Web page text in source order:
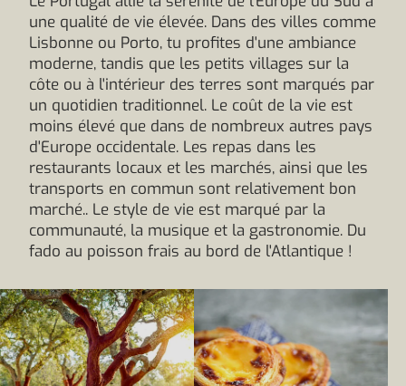
une qualité de vie élevée. Dans des villes comme
Lisbonne ou Porto, tu profites d'une ambiance
moderne, tandis que les petits villages sur la
côte ou à l'intérieur des terres sont marqués par
un quotidien traditionnel. Le coût de la vie est
moins élevé que dans de nombreux autres pays
d'Europe occidentale. Les repas dans les
restaurants locaux et les marchés, ainsi que les
transports en commun sont relativement bon
marché.. Le style de vie est marqué par la
communauté, la musique et la gastronomie. Du
fado au poisson frais au bord de l'Atlantique !